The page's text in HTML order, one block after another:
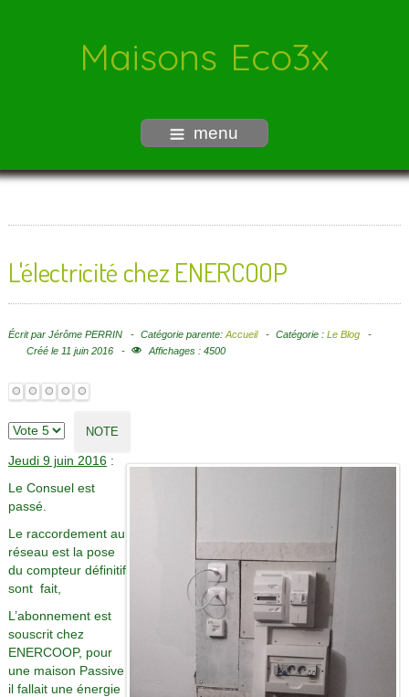
Maisons Eco3x
menu
L'électricité chez ENERCOOP
Écrit par Jérôme PERRIN Catégorie parente: Accueil Catégorie : Le Blog
Créé le 11 juin 2016
Affichages : 4500
Jeudi 9 juin 2016:
Le Consuel est
passé.
Le raccordement au
réseau est la pose
du compteur définitif
sont fait,
L’abonnement est
souscrit chez
ENERCOOP, pour
une maison Passive
il fallait une énergie